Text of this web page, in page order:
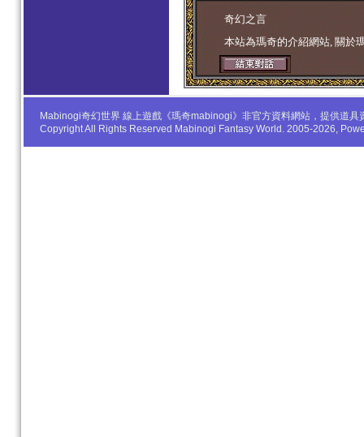
学生妹 奇幻之言
本站為瑪奇的介紹網站, 關於
Mabinogi奇幻世界 線上遊戲《瑪奇mabinogi》非官方資料網站，提供道
Copyright All Rights Reserved Mabinogi Fantasy World. 2005-2026,